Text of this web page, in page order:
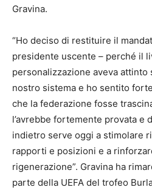
Gravina.
“Ho deciso di restituire il
presidente uscente – perché il
personalizzazione aveva attinto
nostro sistema e ho sentito
che la federazione fosse
l’avrebbe fortemente provata e
indietro serve oggi a stimolare
rapporti e posizioni e a
rigenerazione”. Gravina ha
parte della UEFA del trofeo